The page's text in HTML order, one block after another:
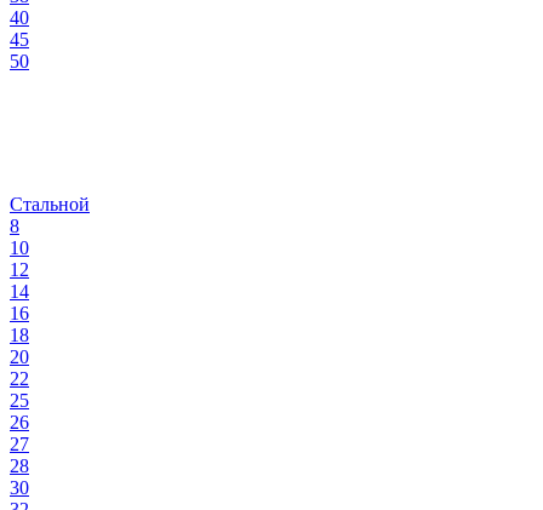
40
45
50
Стальной
8
10
12
14
16
18
20
22
25
26
27
28
30